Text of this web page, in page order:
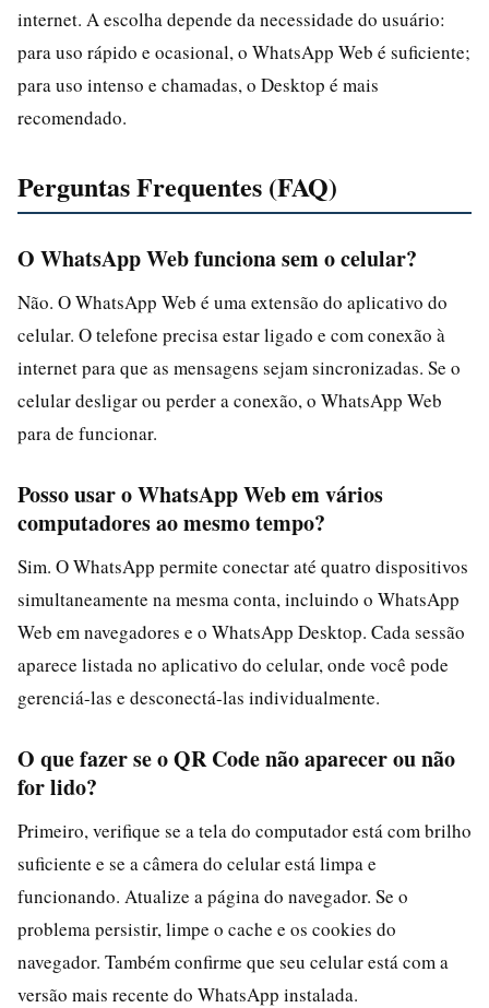
internet. A escolha depende da necessidade do usuário:
para uso rápido e ocasional, o WhatsApp Web é suficiente;
para uso intenso e chamadas, o Desktop é mais
recomendado.
Perguntas Frequentes (FAQ)
O WhatsApp Web funciona sem o celular?
Não. O WhatsApp Web é uma extensão do aplicativo do
celular. O telefone precisa estar ligado e com conexão à
internet para que as mensagens sejam sincronizadas. Se o
celular desligar ou perder a conexão, o WhatsApp Web
para de funcionar.
Posso usar o WhatsApp Web em vários
computadores ao mesmo tempo?
Sim. O WhatsApp permite conectar até quatro dispositivos
simultaneamente na mesma conta, incluindo o WhatsApp
Web em navegadores e o WhatsApp Desktop. Cada sessão
aparece listada no aplicativo do celular, onde você pode
gerenciá-las e desconectá-las individualmente.
O que fazer se o QR Code não aparecer ou não
for lido?
Primeiro, verifique se a tela do computador está com brilho
suficiente e se a câmera do celular está limpa e
funcionando. Atualize a página do navegador. Se o
problema persistir, limpe o cache e os cookies do
navegador. Também confirme que seu celular está com a
versão mais recente do WhatsApp instalada.